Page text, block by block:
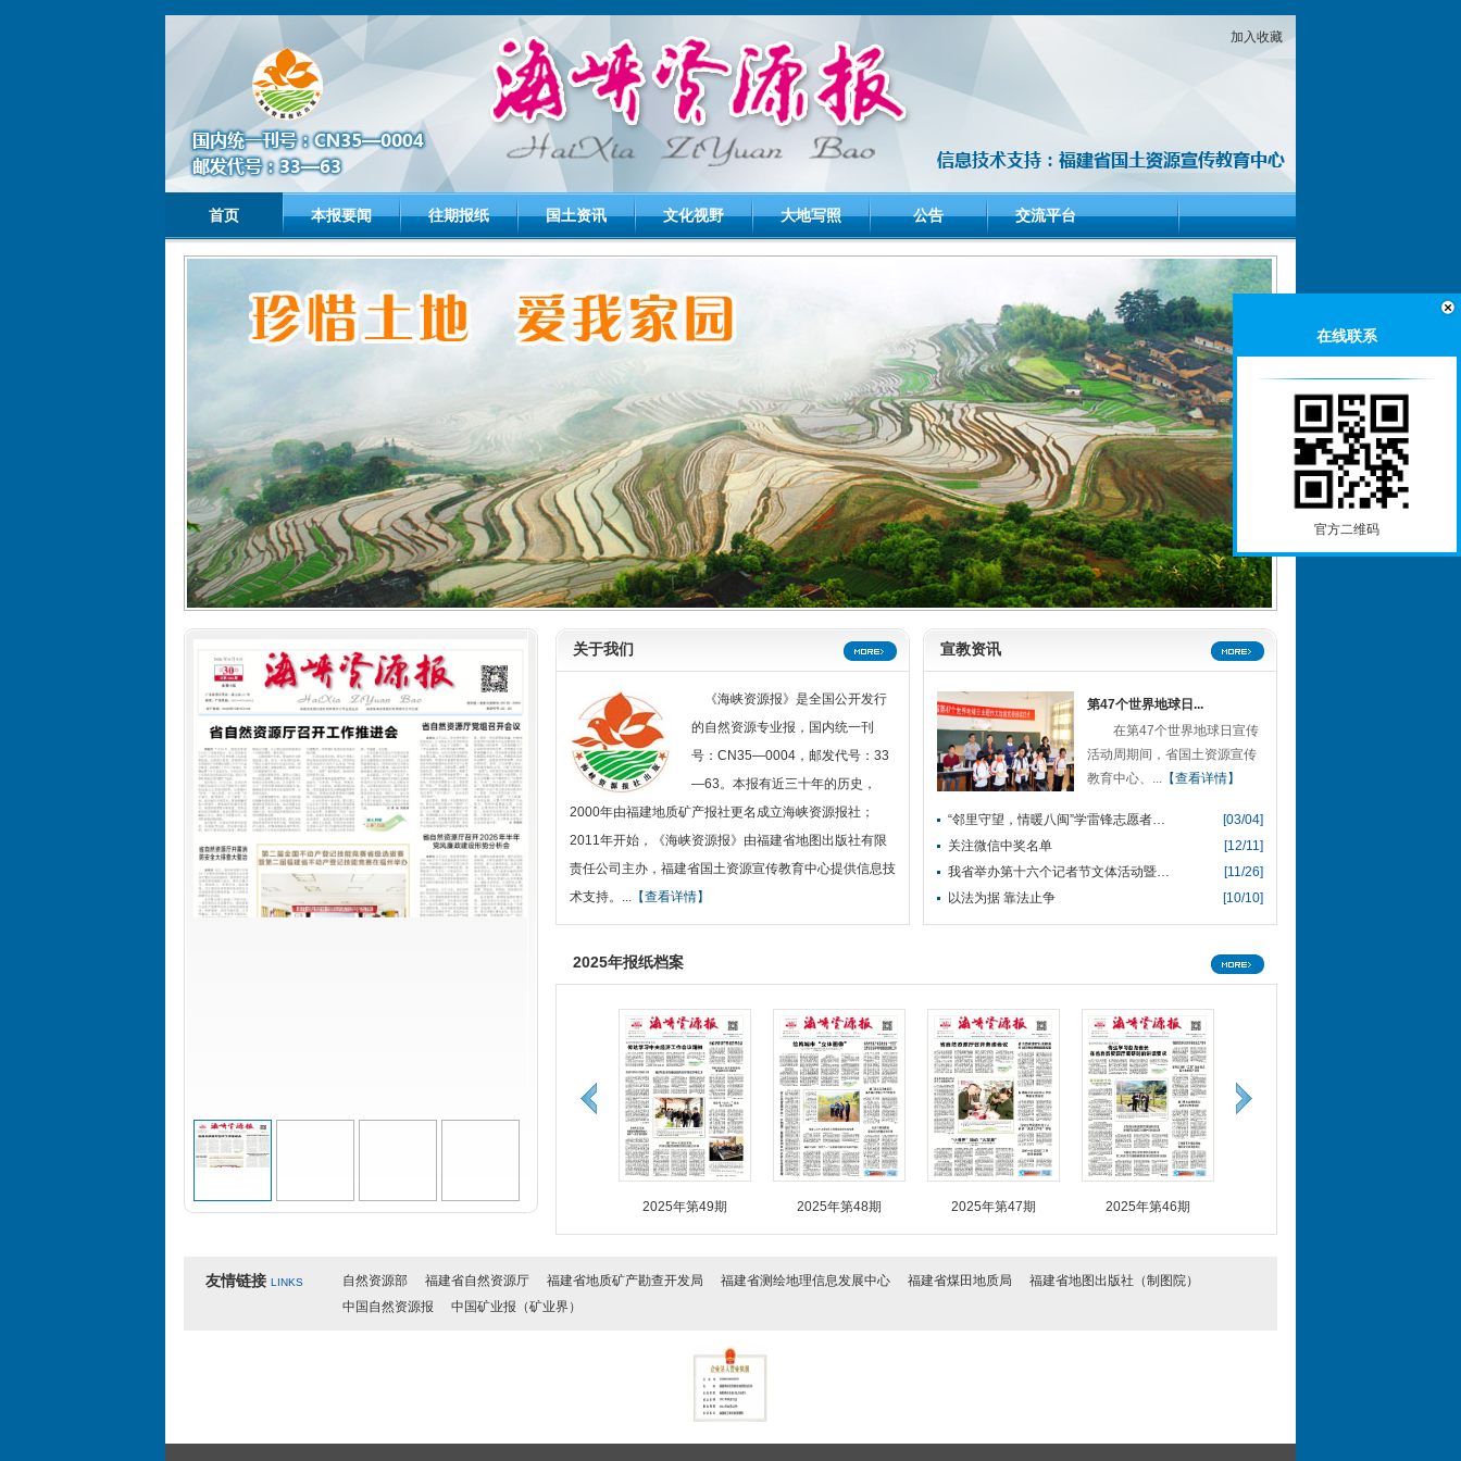
加入收藏
首页 本报要闻 往期报纸 国土资讯 文化视野 大地写照 公告 交流平台
关于我们
《海峡资源报》是全国公开发行
的自然资源专业报，国内统一刊
号：CN35—0004，邮发代号：33
—63。本报有近三十年的历史，
2000年由福建地质矿产报社更名成立海峡资源报社；
2011年开始，《海峡资源报》由福建省地图出版社有限
责任公司主办，福建省国土资源宣传教育中心提供信息技
术支持。... 【查看详情】
宣教资讯
第47个世界地球日...
在第47个世界地球日宣传
活动周期间，省国土资源宣传
教育中心、... 【查看详情】
“邻里守望，情暖八闽”学雷锋志愿者服务活动
[03/04]
关注微信中奖名单
[12/11]
我省举办第十六个记者节文体活动暨颁奖报告会
[11/26]
以法为据 靠法止争
[10/10]
2025年报纸档案
2025年第49期 2025年第48期 2025年第47期 2025年第46期
友情链接 LINKS 自然资源部 福建省自然资源厅 福建省地质矿产勘查开发局 福建省测绘地理信息发展中心 福建省煤田地质局
福建省地图出版社（制图院）
中国自然资源报
中国矿业报（矿业界）
在线联系
官方二维码